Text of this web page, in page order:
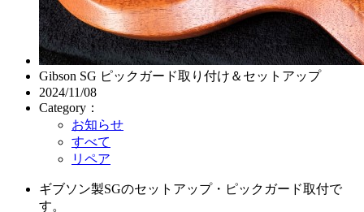
Gibson SG ピックガード取り付け＆セットアップ
2024/11/08
Category：
お知らせ
すべて
リペア
ギブソン製SGのセットアップ・ピックガード取付で
す。